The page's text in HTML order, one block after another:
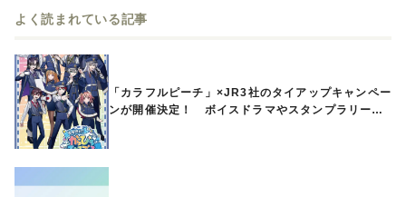
よく読まれている記事
「カラフルピーチ」×JR3社のタイアップキャンペー
ンが開催決定！ ボイスドラマやスタンプラリー、